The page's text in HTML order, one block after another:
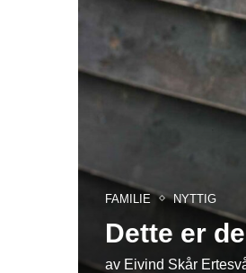
FAMILIE NYTTIG
Dette er
av Eivind Skår